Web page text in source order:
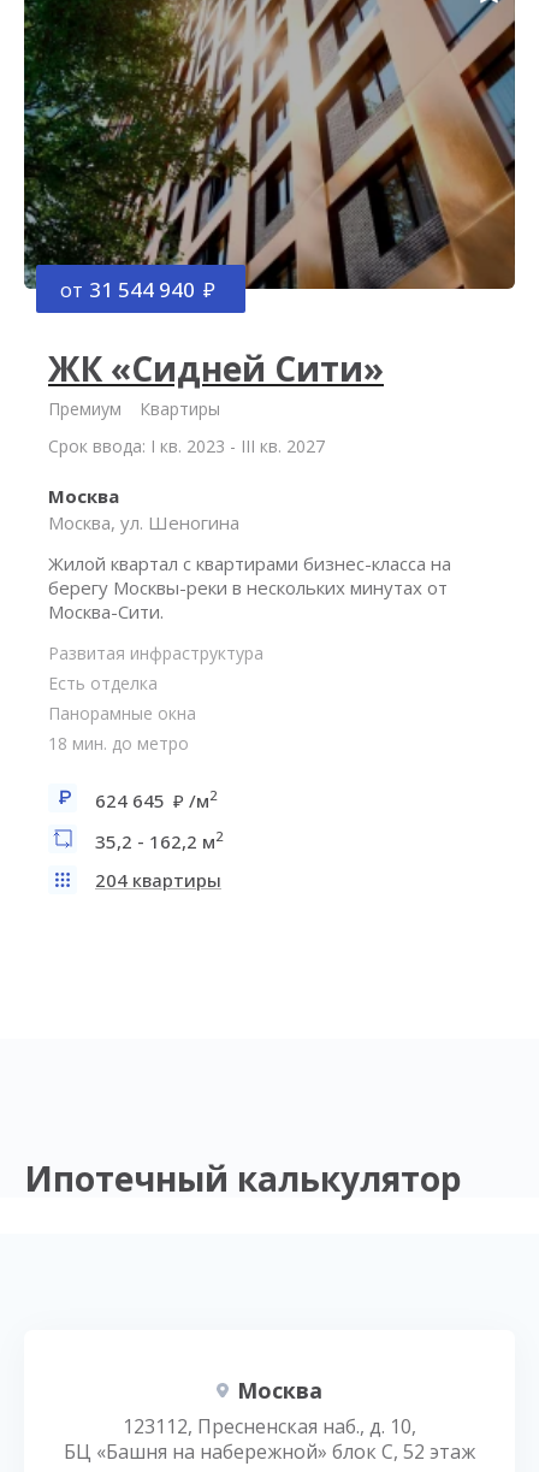
от 31 544 940
ЖК «Сидней Сити»
Премиум
Квартиры
Срок ввода: I кв. 2023 - III кв. 2027
Москва
Москва, ул. Шеногина
Жилой квартал с квартирами бизнес-класса на
берегу Москвы-реки в нескольких минутах от
Москва-Сити.
Развитая инфраструктура
Есть отделка
Панорамные окна
18 мин. до метро
624 645 /м2
35,2 - 162,2 м2
204 квартиры
Ипотечный калькулятор
Москва
123112, Пресненская наб., д. 10,
БЦ «Башня на набережной» блок С, 52 этаж